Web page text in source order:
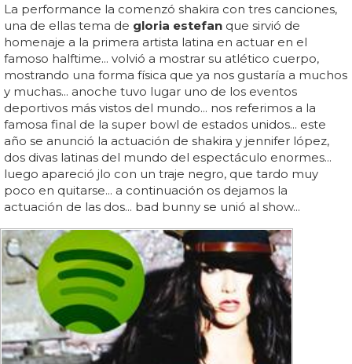
La performance la comenzó shakira con tres canciones,
una de ellas tema de gloria estefan que sirvió de
homenaje a la primera artista latina en actuar en el
famoso halftime... volvió a mostrar su atlético cuerpo,
mostrando una forma física que ya nos gustaría a muchos
y muchas... anoche tuvo lugar uno de los eventos
deportivos más vistos del mundo... nos referimos a la
famosa final de la super bowl de estados unidos... este
año se anunció la actuación de shakira y jennifer lópez,
dos divas latinas del mundo del espectáculo enormes...
luego apareció jlo con un traje negro, que tardo muy
poco en quitarse... a continuación os dejamos la
actuación de las dos... bad bunny se unió al show...